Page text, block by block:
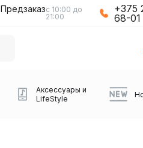
Предзаказс 10:00 до
21:00
+375
68-01
Аксессуары и
LifeStyle